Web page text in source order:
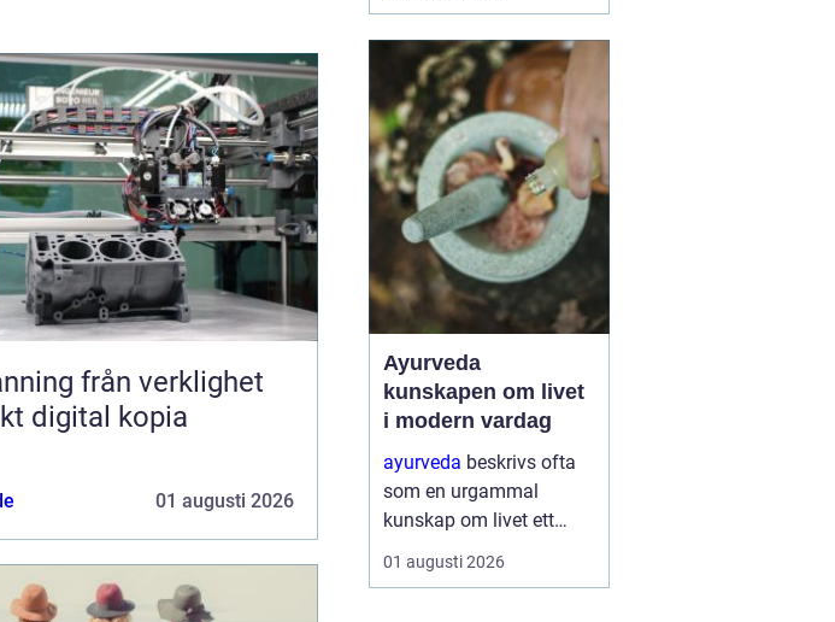
verklighet
digital kopia
01 augusti 2026
eller en hel fabrik.
Tekniken används i dag
inom industri, bygg,
fastigheter, kulturarv och
infrastruktur för at...
Ayurveda
kunskapen om livet
i modern vardag
ayurveda beskrivs ofta
som en urgammal
kunskap om livet ett
praktiskt system för
hälsa som förenar kropp,
01 augusti 2026